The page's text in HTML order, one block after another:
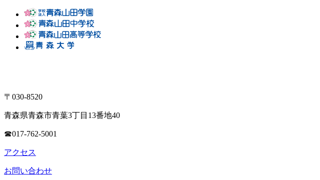
〒030-8520
青森県青森市青葉3丁目13番地40
☎017-762-5001
アクセス
お問い合わせ